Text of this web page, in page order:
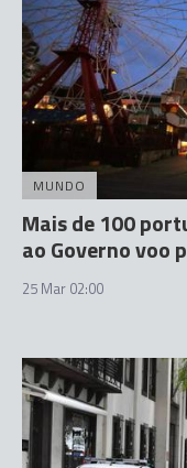
MUNDO
Mais de 100
ao Governo voo
25 Mar 02:00